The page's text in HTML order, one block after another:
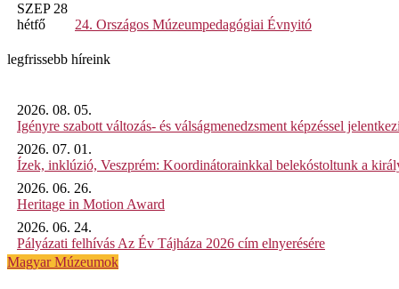
SZEP 28
hétfő
24. Országos Múzeumpedagógiai Évnyitó
legfrissebb híreink
2026. 08. 05.
Igényre szabott változás- és válságmenedzsment képzéssel
2026. 07. 01.
Ízek, inklúzió, Veszprém: Koordinátorainkkal belekóstoltunk a
2026. 06. 26.
Heritage in Motion Award
2026. 06. 24.
Pályázati felhívás Az Év Tájháza 2026 cím elnyerésére
Magyar Múzeumok